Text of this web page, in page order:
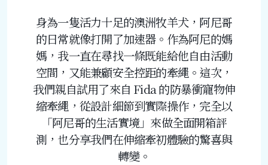
身為一隻活力十足的澳洲牧羊犬，阿尼哥
的日常就像打開了加速器。作為阿尼的媽
媽，我一直在尋找一條既能給他自由活動
空間，又能兼顧安全控距的牽繩。這次，
我們親自試用了來自 Fida 的防暴衝寵物伸
縮牽繩，從設計細節到實際操作，完全以
「阿尼哥的生活實境」來做全面開箱評
測，也分享我們在伸縮牽初體驗的驚喜與
轉變。